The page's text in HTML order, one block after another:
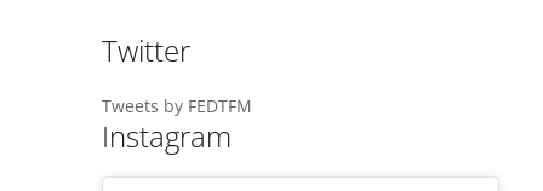
Twitter
Tweets by FEDTFM
Instagram